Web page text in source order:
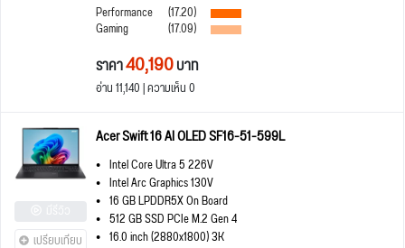
Performance
(17.20)
Gaming (17.09)
ราคา40,190บาท
อ่าน 11,140 | ความเห็น 0
เปรียบเทียบ
Acer Swift 16 AI OLED SF16-51-599L
Intel Core Ultra 5 226V
Intel Arc Graphics 130V
16 GB LPDDR5X On Board
512 GB SSD PCIe M.2 Gen 4
16.0 inch (2880x1800) 3K